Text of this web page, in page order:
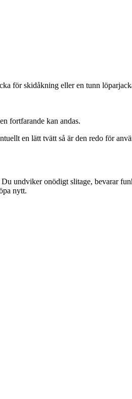
för skidåkning eller en tunn
fortfarande kan andas.
en lätt tvätt så är den redo för
undviker onödigt slitage, bevarar
nytt.